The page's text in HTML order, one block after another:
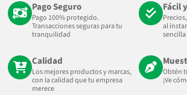
Pago Seguro
Pago 100% protegido.
Transacciones seguras para tu
tranquilidad
Fácil
al
sencilla
Calidad
Los mejores productos y marcas,
con la calidad que tu empresa
merece
Obtén
¡Ve